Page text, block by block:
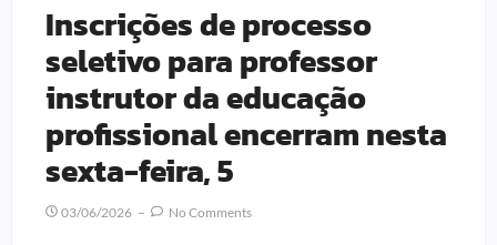
Inscrições de processo
seletivo para professor
instrutor da educação
profissional encerram nesta
sexta-feira, 5
03/06/2026 No Comments